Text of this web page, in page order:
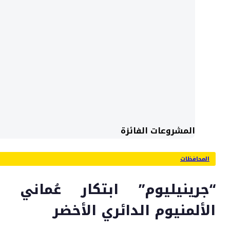
المشروعات الفائزة
المحافظات
“جرينيليوم” ابتكار
الألمنيوم الدائري الأخضر